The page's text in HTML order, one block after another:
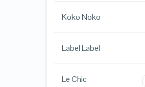
Koko Noko
Label Label
Le Chic